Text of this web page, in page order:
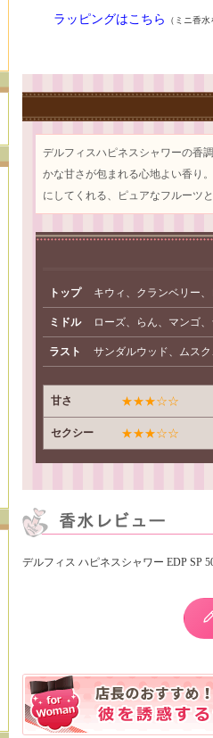
ラッピングはこちら （ミニ香水
デルフィスハピネスシャワーの香
かな甘さが包まれる心地よい香り
にしてくれる、ピュアなフルーツ
トップ キウィ、クランベリー
ミドル ローズ、らん、マンゴ
ラスト サンダルウッド、ムス
甘さ ★★★☆☆
セクシー ★★★☆☆
デルフィス ハピネスシャワー EDP SP